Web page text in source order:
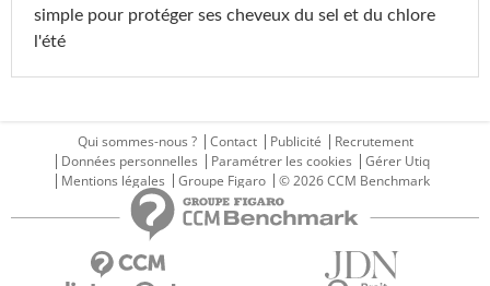
simple pour protéger ses cheveux du sel et du chlore
l'été
Qui sommes-nous ? Contact Publicité
Recrutement
Données personnelles
Paramétrer les cookies
Gérer Utiq
Mentions légales
Groupe Figaro © 2026 CCM Benchmark